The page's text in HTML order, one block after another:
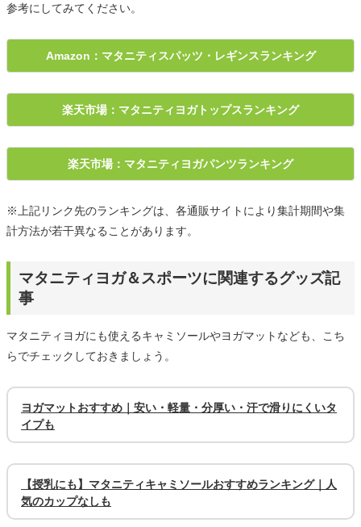
参考にしてみてください。
Amazon：マタニティスパッツ・レギンスランキング
楽天市場：マタニティヨガトップスランキング
楽天市場：マタニティヨガパンツランキング
※上記リンク先のランキングは、各通販サイトにより集計期間や集
計方法が若干異なることがあります。
マタニティヨガ＆スポーツに関連するグッズ記
事
マタニティヨガにも使えるキャミソールやヨガマットなども、こち
らでチェックしておきましょう。
ヨガマットおすすめ｜安い・軽量・分厚い・汗で滑りにくいタ
イプも
【授乳にも】マタニティキャミソールおすすめランキング｜人
気のカップなしも